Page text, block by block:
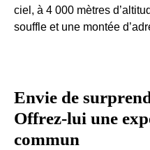
ciel, à 4 000 mètres
souffle et une montée
Envie de
Offrez-lui une
commun